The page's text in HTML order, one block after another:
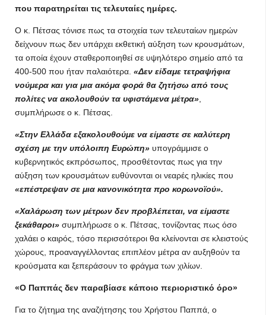
που παρατηρείται τις τελευταίες ημέρες.
Ο κ. Πέτσας τόνισε πως τα στοιχεία των τελευταίων ημερών
δείχνουν πως δεν υπάρχει εκθετική αύξηση των κρουσμάτων,
τα οποία έχουν σταθεροποιηθεί σε υψηλότερο σημείο από τα
400-500 που ήταν παλαιότερα. «Δεν είδαμε τετραψήφια
νούμερα και για μια ακόμα φορά θα ζητήσω από τους
πολίτες να ακολουθούν τα υφιστάμενα μέτρα»
συμπλήρωσε ο κ. Πέτσας.
«Στην Ελλάδα εξακολουθούμε να είμαστε σε καλύτερη
σχέση με την υπόλοιπη Ευρώπη» υπογράμμισε ο
κυβερνητικός εκπρόσωπος, προσθέτοντας πως για την
αύξηση των κρουσμάτων ευθύνονται οι νεαρές ηλικίες που
«επέστρεψαν σε μια κανονικότητα προ κορωνοϊού».
«Χαλάρωση των μέτρων δεν προβλέπεται, να είμαστε
ξεκάθαροι» συμπλήρωσε ο κ. Πέτσας, τονίζοντας πως όσο
χαλάει ο καιρός, τόσο περισσότεροι θα κλείνονται σε κλειστούς
χώρους, προαναγγέλλοντας επιπλέον μέτρα αν αυξηθούν τα
κρούσματα και ξεπεράσουν το φράγμα των χιλίων.
«Ο Παππάς δεν παραβίασε κάποιο περιοριστικό όρο»
Για το ζήτημα της αναζήτησης του Χρήστου Παππά, ο